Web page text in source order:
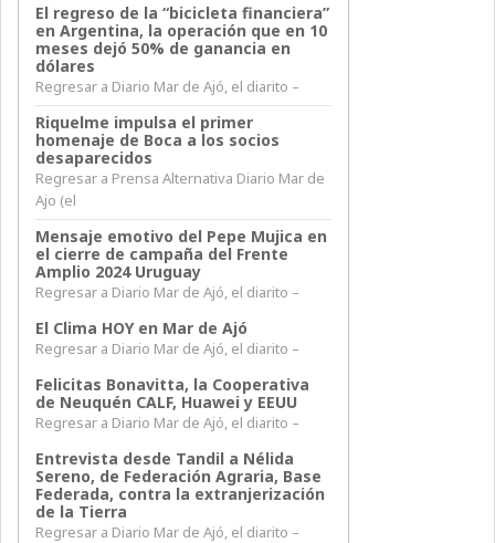
El regreso de la “bicicleta financiera”
en Argentina, la operación que en 10
meses dejó 50% de ganancia en
dólares
Regresar a Diario Mar de Ajó, el diarito –
Riquelme impulsa el primer
homenaje de Boca a los socios
desaparecidos
Regresar a Prensa Alternativa Diario Mar de
Ajo (el
Mensaje emotivo del Pepe Mujica en
el cierre de campaña del Frente
Amplio 2024 Uruguay
Regresar a Diario Mar de Ajó, el diarito –
El Clima HOY en Mar de Ajó
Regresar a Diario Mar de Ajó, el diarito –
Felicitas Bonavitta, la Cooperativa
de Neuquén CALF, Huawei y EEUU
Regresar a Diario Mar de Ajó, el diarito –
Entrevista desde Tandil a Nélida
Sereno, de Federación Agraria, Base
Federada, contra la extranjerización
de la Tierra
Regresar a Diario Mar de Ajó, el diarito –